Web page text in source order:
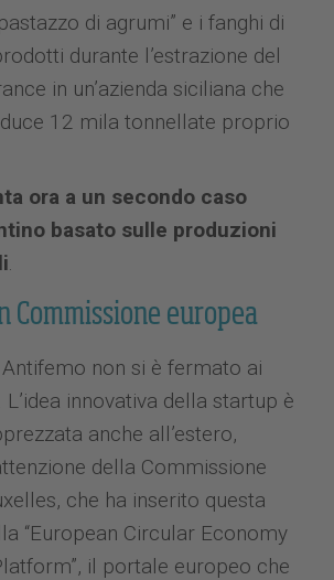
di agrumi” e i fanghi di
durante l’estrazione del
in un’azienda siciliana che
12 mila tonnellate proprio
ora a un secondo caso
basato sulle produzioni
.
Commissione europea
non si è fermato ai
innovativa della startup è
anche all’estero,
della Commissione
che ha inserito questa
“European Circular Economy
il portale europeo che